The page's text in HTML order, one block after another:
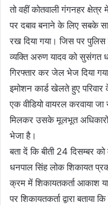
तो वहीं कोतवाली गंगनहर क्षेत्र
पर दबाव बनाने के लिए सबके
रख दिया गया। जिस पर पुलिस
व्यक्ति अरुण यादव को सुसंगत
गिरफ्तार कर जेल भेज दिया
इमोशन कार्ड खेलते हुए
एक वीडियो वायरल करवाया
मिलकर उसके मूलभूत
भेजा है।
बता दें कि बीती 24 दिसम्बर
धनपाल सिंह लोक शिकायत
क्रम में शिकायतकर्ता आकाश
पर शिकायतकर्ता द्वारा